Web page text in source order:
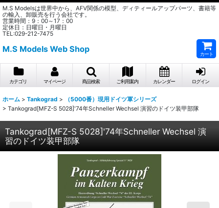
M.S Modelsは世界中から、AFV関係の模型、ディティールアップパーツ、書籍等
の輸入、卸販売を行う会社です。
営業時間：9：00～17：00
定休日：日曜日・月曜日
TEL:029-212-7475
M.S Models Web Shop
カート
カテゴリ マイページ 商品検索 ご利用案内 カレンダー ログイン
ホーム > Tankograd >
（5000番）現用ドイツ軍シリーズ
> Tankograd[MFZ-S 5028]'74年Schneller Wechsel 演習のドイツ装甲部隊
Tankograd[MFZ-S 5028]'74年Schneller Wechsel 演
習のドイツ装甲部隊